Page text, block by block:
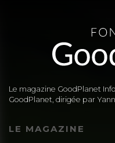
Le magazine GoodPlanet
GoodPlanet, dirigée par
LE MAGAZINE